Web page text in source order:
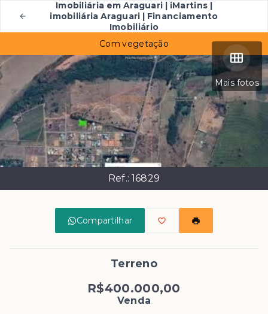
Imobiliária em Araguari | iMartins |
imobiliária Araguari | Financiamento
Imobiliário
Mais fotos
Ref.: 16829
Com vegetação
Compartilhar
Terreno
R$400.000,00
Venda